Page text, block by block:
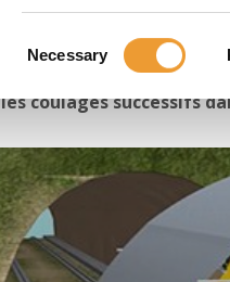
Selection
Necessary
réunit ouvrage
coulages successifs